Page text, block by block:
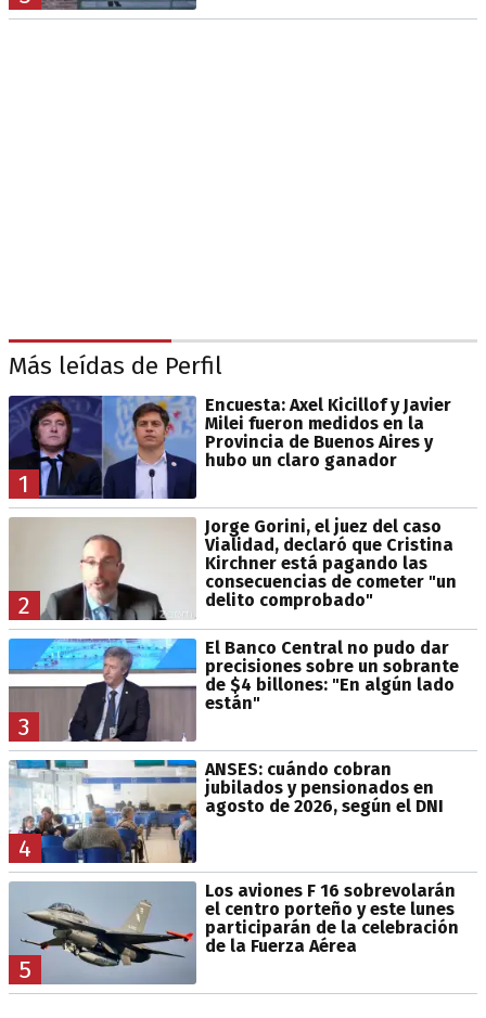
Más leídas de Perfil
1
Encuesta: Axel Kicillof y Javier
Milei fueron medidos en la
Provincia de Buenos Aires y
hubo un claro ganador
2
Jorge Gorini, el juez del caso
Vialidad, declaró que Cristina
Kirchner está pagando las
consecuencias de cometer "un
delito comprobado"
3
El Banco Central no pudo dar
precisiones sobre un sobrante
de $4 billones: "En algún lado
están"
4
ANSES: cuándo cobran
jubilados y pensionados en
agosto de 2026, según el DNI
5
Los aviones F 16 sobrevolarán
el centro porteño y este lunes
participarán de la celebración
de la Fuerza Aérea